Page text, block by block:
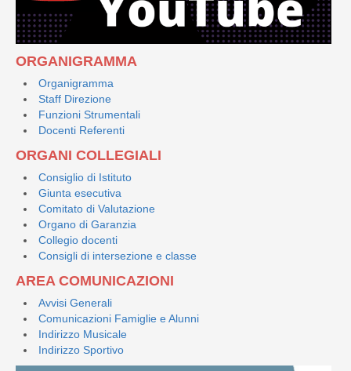
ORGANIGRAMMA
Organigramma
Staff Direzione
Funzioni Strumentali
Docenti Referenti
ORGANI COLLEGIALI
Consiglio di Istituto
Giunta esecutiva
Comitato di Valutazione
Organo di Garanzia
Collegio docenti
Consigli di intersezione e classe
AREA COMUNICAZIONI
Avvisi Generali
Comunicazioni Famiglie e Alunni
Indirizzo Musicale
Indirizzo Sportivo